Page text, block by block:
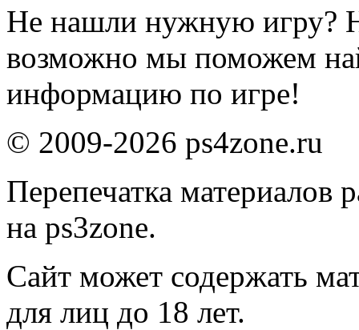
Не нашли нужную игру?
возможно мы поможем
информацию по игре!
© 2009-2026 ps4zone.ru
Перепечатка материалов
на ps3zone.
Сайт может содержать
для лиц до 18 лет.